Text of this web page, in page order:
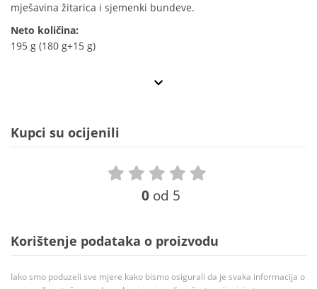
mješavina žitarica i sjemenki bundeve.
Neto količina:
195 g (180 g+15 g)
Kupci su ocijenili
0 od 5
Korištenje podataka o proizvodu
Iako smo poduzeli sve mjere kako bismo osigurali da je svaka informacija o